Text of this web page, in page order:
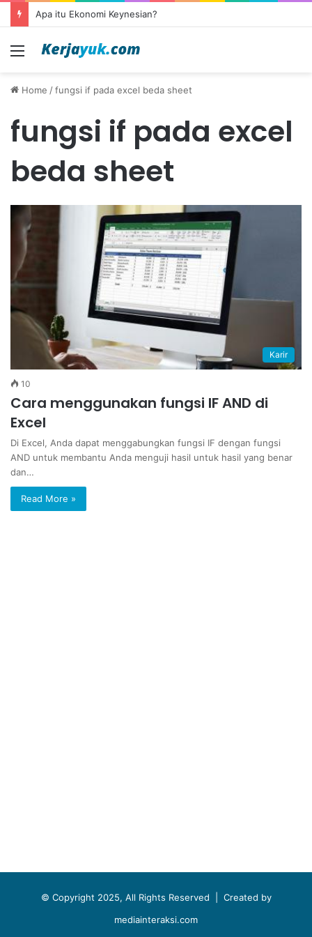
Apa itu Ekonomi Keynesian?
Menu
Home /fungsi if pada excel beda sheet
fungsi if pada excel
beda sheet
Karir
10
Cara menggunakan fungsi IF AND di
Excel
Di Excel, Anda dapat menggabungkan fungsi IF dengan fungsi
AND untuk membantu Anda menguji hasil untuk hasil yang benar
dan…
Read More »
© Copyright 2025, All Rights Reserved | Created by
mediainteraksi.com